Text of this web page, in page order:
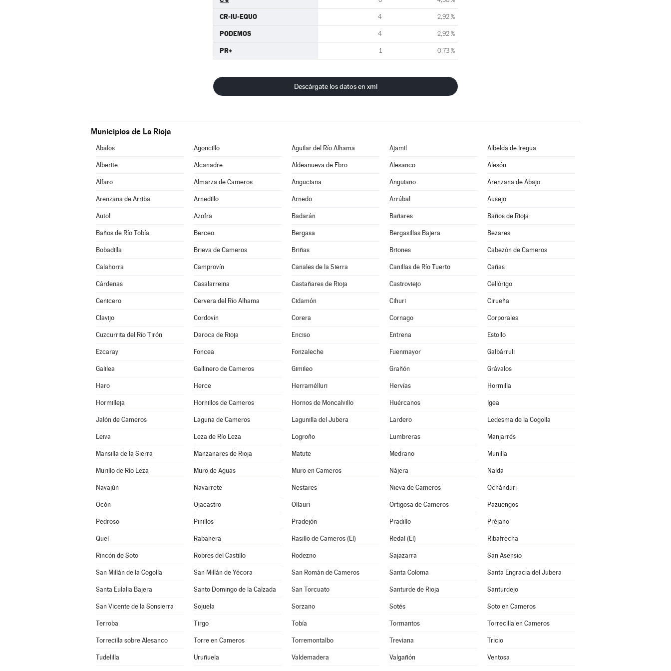
CR-IU-EQUO 4 2,92 %
PODEMOS 4 2,92 %
PR+ 1 0,73 %
Descárgate los datos en xml
Municipios de La Rioja
Abalos Agoncillo Aguilar del Río Alhama Ajamil Albelda de Iregua
Alberite Alcanadre Aldeanueva de Ebro Alesanco Alesón
Alfaro Almarza de Cameros Anguciana Anguiano Arenzana de Abajo
Arenzana de Arriba Arnedillo Arnedo Arrúbal Ausejo
Autol Azofra Badarán Bañares Baños de Rioja
Baños de Río Tobía Berceo Bergasa Bergasillas Bajera Bezares
Bobadilla Brieva de Cameros Briñas Briones Cabezón de Cameros
Calahorra Camprovín Canales de la Sierra Canillas de Río Tuerto Cañas
Cárdenas Casalarreina Castañares de Rioja Castroviejo Cellórigo
Cenicero Cervera del Río Alhama Cidamón Cihuri Cirueña
Clavijo Cordovín Corera Cornago Corporales
Cuzcurrita del Río Tirón Daroca de Rioja Enciso Entrena Estollo
Ezcaray Foncea Fonzaleche Fuenmayor Galbárruli
Galilea Gallinero de Cameros Gimileo Grañón Grávalos
Haro Herce Herramélluri Hervías Hormilla
Hormilleja Hornillos de Cameros Hornos de Moncalvillo Huércanos Igea
Jalón de Cameros Laguna de Cameros Lagunilla del Jubera Lardero Ledesma de la Cogolla
Leiva Leza de Río Leza Logroño Lumbreras Manjarrés
Mansilla de la Sierra Manzanares de Rioja Matute Medrano Munilla
Murillo de Río Leza Muro de Aguas Muro en Cameros Nájera Nalda
Navajún Navarrete Nestares Nieva de Cameros Ochánduri
Ocón Ojacastro Ollauri Ortigosa de Cameros Pazuengos
Pedroso Pinillos Pradejón Pradillo Préjano
Quel Rabanera Rasillo de Cameros (El) Redal (El) Ribafrecha
Rincón de Soto Robres del Castillo Rodezno Sajazarra San Asensio
San Millán de la Cogolla San Millán de Yécora San Román de Cameros Santa Coloma Santa Engracia del Jubera
Santa Eulalia Bajera Santo Domingo de la Calzada San Torcuato Santurde de Rioja Santurdejo
San Vicente de la Sonsierra Sojuela Sorzano Sotés Soto en Cameros
Terroba Tirgo Tobía Tormantos Torrecilla en Cameros
Torrecilla sobre Alesanco Torre en Cameros Torremontalbo Treviana Tricio
Tudelilla Uruñuela Valdemadera Valgañón Ventosa